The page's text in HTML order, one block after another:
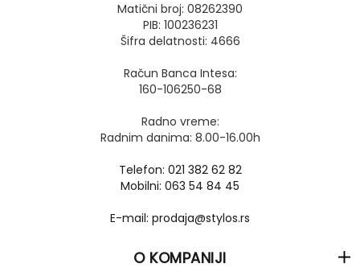
Matični broj: 08262390
PIB: 100236231
Šifra delatnosti: 4666
Račun Banca Intesa:
160-106250-68
Radno vreme:
Radnim danima: 8.00-16.00h
Telefon: 021 382 62 82
Mobilni: 063 54 84 45
E-mail: prodaja@stylos.rs
O KOMPANIJI